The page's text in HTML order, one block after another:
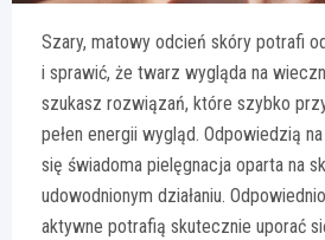
Szary, matowy odcień skóry potrafi
i sprawić, że twarz wygląda na
szukasz rozwiązań, które szybko
pełen energii wygląd. Odpowiedzią
się świadoma pielęgnacja oparta na
udowodnionym działaniu.
aktywne potrafią skutecznie uporać